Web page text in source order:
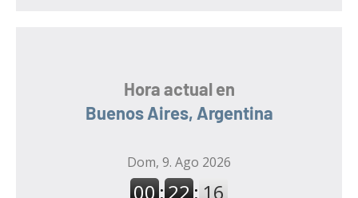
Hora actual en
Buenos Aires, Argentina